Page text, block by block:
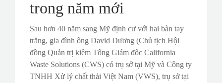
trong năm mới
Sau hơn 40 năm sang Mỹ định cư với hai bàn tay
trắng, gia đình ông David Dương (Chủ tịch Hội
đồng Quản trị kiêm Tổng Giám đốc California
Waste Solutions (CWS) có trụ sở tại Mỹ và Công ty
TNHH Xử lý chất thải Việt Nam (VWS), trụ sở tại